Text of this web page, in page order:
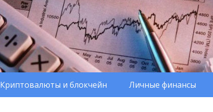
Криптовалюты и блокчейн Личные финансы